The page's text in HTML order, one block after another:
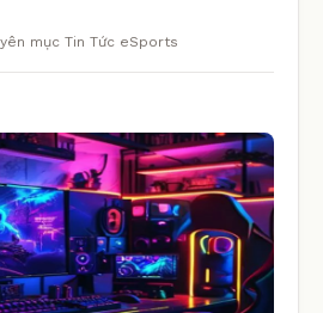
mục Tin Tức eSports